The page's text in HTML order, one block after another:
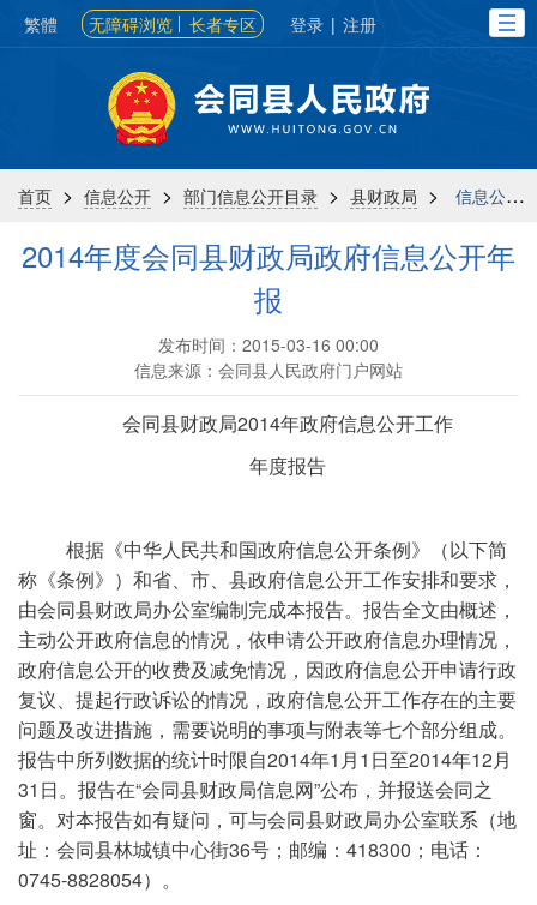
繁體 无障碍浏览 长者专区 登录 | 注册
首页 > 信息公开 > 部门信息公开目录 > 县财政局 > 信息公开年报
2014年度会同县财政局政府信息公开年
报
发布时间：2015-03-16 00:00
信息来源：会同县人民政府门户网站
会同县财政局2014年政府信息公开工作
年度报告
根据《中华人民共和国政府信息公开条例》（以下简
称《条例》）和省、市、县政府信息公开工作安排和要求，
由会同县财政局办公室编制完成本报告。报告全文由概述，
主动公开政府信息的情况，依申请公开政府信息办理情况，
政府信息公开的收费及减免情况，因政府信息公开申请行政
复议、提起行政诉讼的情况，政府信息公开工作存在的主要
问题及改进措施，需要说明的事项与附表等七个部分组成。
报告中所列数据的统计时限自2014年1月1日至2014年12月
31日。报告在“会同县财政局信息网”公布，并报送会同之
窗。对本报告如有疑问，可与会同县财政局办公室联系（地
址：会同县林城镇中心街36号；邮编：418300；电话：
0745-8828054）。